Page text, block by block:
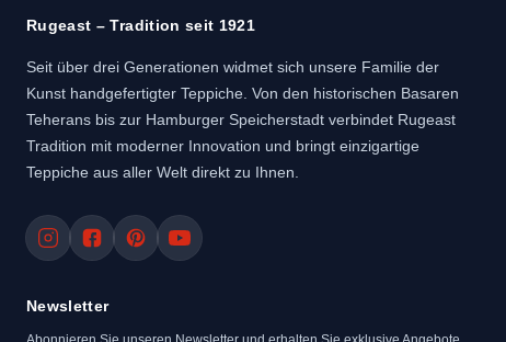
Rugeast – Tradition seit 1921
Seit über drei Generationen widmet sich unsere Familie der
Kunst handgefertigter Teppiche. Von den historischen Basaren
Teherans bis zur Hamburger Speicherstadt verbindet Rugeast
Tradition mit moderner Innovation und bringt einzigartige
Teppiche aus aller Welt direkt zu Ihnen.
Newsletter